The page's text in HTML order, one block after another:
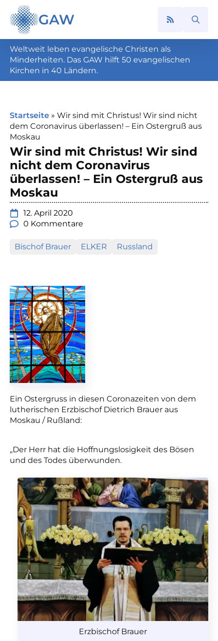
GAW
Search
Weltweit leben evangelische Christen als
Minderheiten. Das GAW hilft 50 evangelischen
Kirchen in 40 Ländern.
Startseite » Wir sind mit Christus! Wir sind nicht
dem Coronavirus überlassen! – Ein Ostergruß aus
Moskau
Wir sind mit Christus! Wir sind
nicht dem Coronavirus
überlassen! – Ein Ostergruß aus
Moskau
12. April 2020
0 Kommentare
Bischof Brauer ELKER Russland
Ein Ostergruss in diesen Coronazeiten von dem
lutherischen Erzbischof Dietrich Brauer aus
Moskau / Rußland:
„Der Herr hat die Hoffnungslosigkeit des Bösen
und des Todes überwunden.
Erzbischof Brauer